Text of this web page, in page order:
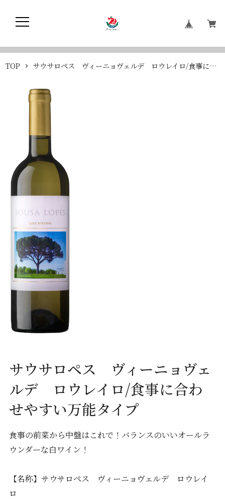
TOP サウサロペス ヴィーニョヴェルデ ロウレイロ/食事に合わせやすい万能タイプ
サウサロペス ヴィーニョヴェ
ルデ ロウレイロ/食事に合わ
せやすい万能タイプ
食事の前菜から中盤はこれで！バランスのいいオールラ
ウンダーな白ワイン！
【名称】サウサロペス ヴィーニョヴェルデ ロウレイ
ロ